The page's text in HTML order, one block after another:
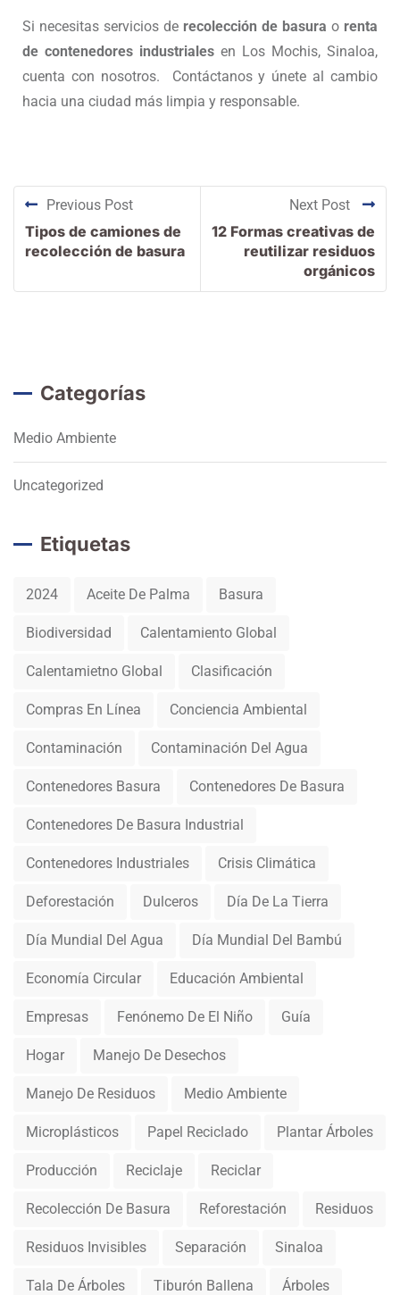
Si necesitas servicios de recolección de basura o renta
de contenedores industriales en Los Mochis, Sinaloa,
cuenta con nosotros. Contáctanos y únete al cambio
hacia una ciudad más limpia y responsable.
Previous Post
Tipos de camiones de
recolección de basura
Next Post
12 Formas creativas de
reutilizar residuos
orgánicos
Categorías
Medio Ambiente
Uncategorized
Etiquetas
2024 Aceite De Palma Basura
Biodiversidad Calentamiento Global
Calentamietno Global Clasificación
Compras En Línea Conciencia Ambiental
Contaminación Contaminación Del Agua
Contenedores Basura Contenedores De Basura
Contenedores De Basura Industrial
Contenedores Industriales Crisis Climática
Deforestación Dulceros Día De La Tierra
Día Mundial Del Agua Día Mundial Del Bambú
Economía Circular Educación Ambiental
Empresas Fenónemo De El Niño Guía
Hogar Manejo De Desechos
Manejo De Residuos Medio Ambiente
Microplásticos Papel Reciclado Plantar Árboles
Producción Reciclaje Reciclar
Recolección De Basura Reforestación Residuos
Residuos Invisibles Separación Sinaloa
Tala De Árboles Tiburón Ballena Árboles